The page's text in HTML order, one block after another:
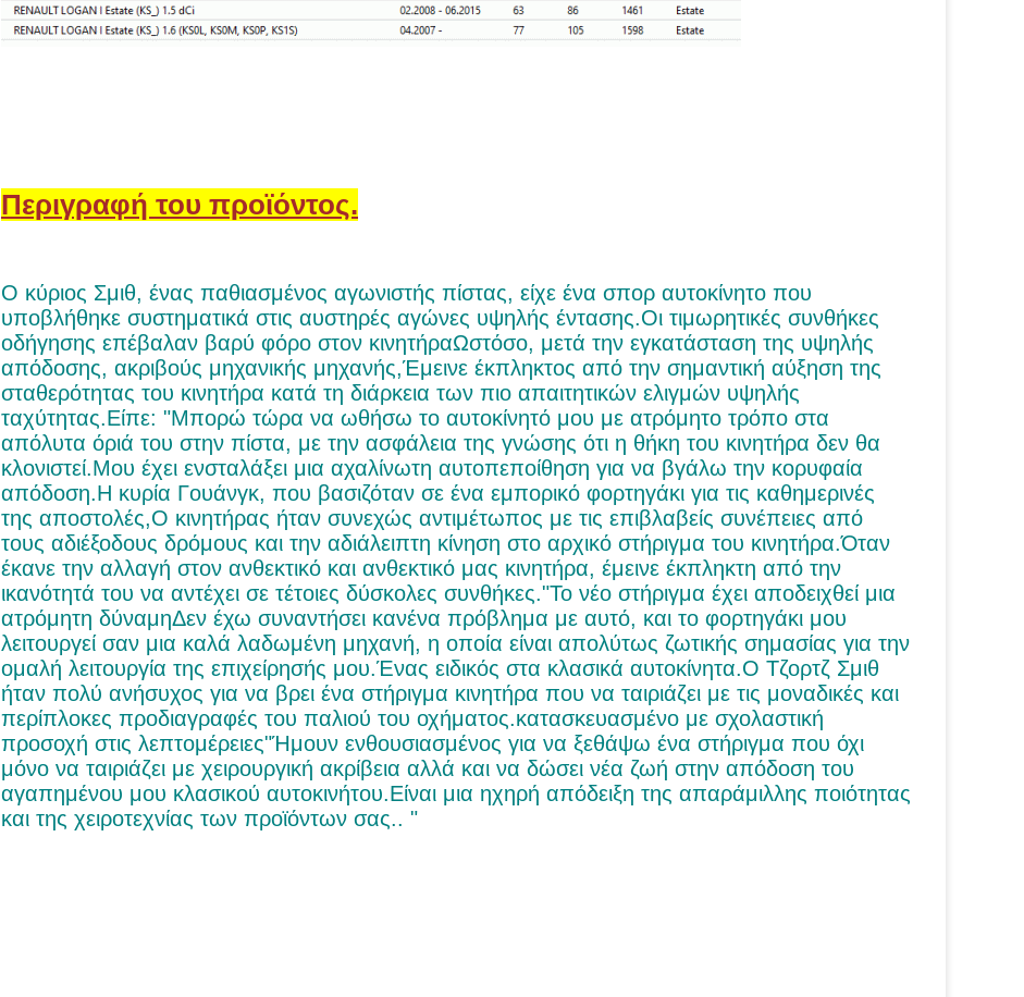
Περιγραφή του προϊόντος.
Ο κύριος Σμιθ, ένας παθιασμένος αγωνιστής πίστας, είχε ένα σπορ αυτοκίνητο που
υποβλήθηκε συστηματικά στις αυστηρές αγώνες υψηλής έντασης.Οι τιμωρητικές συνθήκες
οδήγησης επέβαλαν βαρύ φόρο στον κινητήραΩστόσο, μετά την εγκατάσταση της υψηλής
απόδοσης, ακριβούς μηχανικής μηχανής,Έμεινε έκπληκτος από την σημαντική αύξηση της
σταθερότητας του κινητήρα κατά τη διάρκεια των πιο απαιτητικών ελιγμών υψηλής
ταχύτητας.Είπε: "Μπορώ τώρα να ωθήσω το αυτοκίνητό μου με ατρόμητο τρόπο στα
απόλυτα όριά του στην πίστα, με την ασφάλεια της γνώσης ότι η θήκη του κινητήρα δεν θα
κλονιστεί.Μου έχει ενσταλάξει μια αχαλίνωτη αυτοπεποίθηση για να βγάλω την κορυφαία
απόδοση.Η κυρία Γουάνγκ, που βασιζόταν σε ένα εμπορικό φορτηγάκι για τις καθημερινές
της αποστολές,Ο κινητήρας ήταν συνεχώς αντιμέτωπος με τις επιβλαβείς συνέπειες από
τους αδιέξοδους δρόμους και την αδιάλειπτη κίνηση στο αρχικό στήριγμα του κινητήρα.Όταν
έκανε την αλλαγή στον ανθεκτικό και ανθεκτικό μας κινητήρα, έμεινε έκπληκτη από την
ικανότητά του να αντέχει σε τέτοιες δύσκολες συνθήκες."Το νέο στήριγμα έχει αποδειχθεί μια
ατρόμητη δύναμηΔεν έχω συναντήσει κανένα πρόβλημα με αυτό, και το φορτηγάκι μου
λειτουργεί σαν μια καλά λαδωμένη μηχανή, η οποία είναι απολύτως ζωτικής σημασίας για την
ομαλή λειτουργία της επιχείρησής μου.Ένας ειδικός στα κλασικά αυτοκίνητα.Ο Τζορτζ Σμιθ
ήταν πολύ ανήσυχος για να βρει ένα στήριγμα κινητήρα που να ταιριάζει με τις μοναδικές και
περίπλοκες προδιαγραφές του παλιού του οχήματος.κατασκευασμένο με σχολαστική
προσοχή στις λεπτομέρειες"Ήμουν ενθουσιασμένος για να ξεθάψω ένα στήριγμα που όχι
μόνο να ταιριάζει με χειρουργική ακρίβεια αλλά και να δώσει νέα ζωή στην απόδοση του
αγαπημένου μου κλασικού αυτοκινήτου.Είναι μια ηχηρή απόδειξη της απαράμιλλης ποιότητας
και της χειροτεχνίας των προϊόντων σας.. "